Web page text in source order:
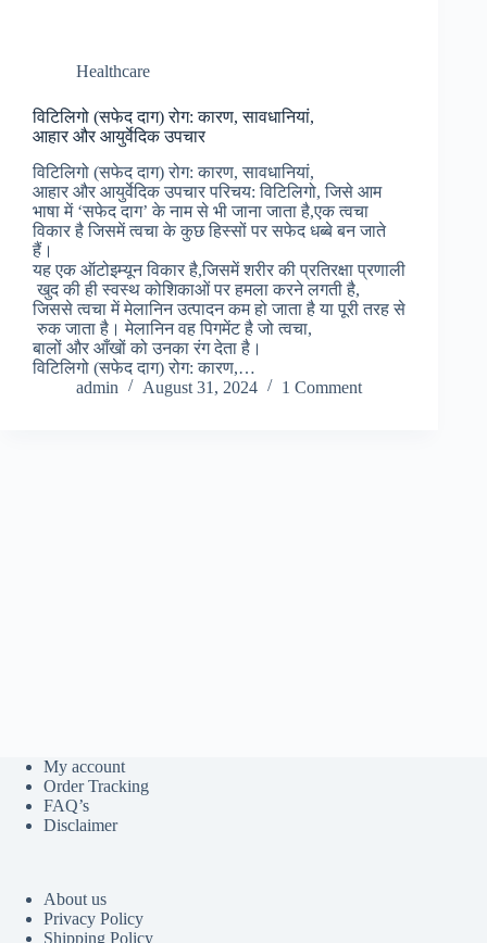
Healthcare
विटिलिगो (सफेद दाग) रोग: कारण, सावधानियां,
आहार और आयुर्वेदिक उपचार
विटिलिगो (सफेद दाग) रोग: कारण, सावधानियां,
आहार और आयुर्वेदिक उपचार परिचय: विटिलिगो, जिसे आम
भाषा में ‘सफेद दाग’ के नाम से भी जाना जाता है,एक त्वचा
विकार है जिसमें त्वचा के कुछ हिस्सों पर सफेद धब्बे बन जाते
हैं।
यह एक ऑटोइम्यून विकार है,जिसमें शरीर की प्रतिरक्षा प्रणाली
खुद की ही स्वस्थ कोशिकाओं पर हमला करने लगती है,
जिससे त्वचा में मेलानिन उत्पादन कम हो जाता है या पूरी तरह से
रुक जाता है। मेलानिन वह पिगमेंट है जो त्वचा,
बालों और आँखों को उनका रंग देता है।
विटिलिगो (सफेद दाग) रोग: कारण,…
admin
August 31, 2024 1 Comment
My account
Order Tracking
FAQ’s
Disclaimer
About us
Privacy Policy
Shipping Policy